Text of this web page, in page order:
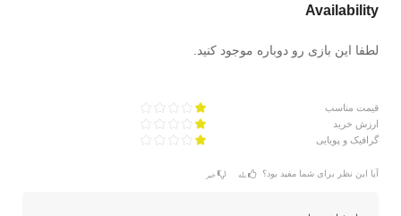
Availability
لطفا این بازی رو دوباره موجود کنید.
قیمت مناسب
ارزش خرید
گرافیک و پویایی
آیا این نظر برای شما مفید بود؟ بله خیر